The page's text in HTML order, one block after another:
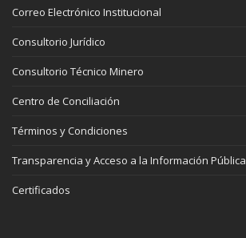
Correo Electrónico Institucional
Consultorio Jurídico
Consultorio Técnico Minero
Centro de Conciliación
Términos y Condiciones
Transparencia y Acceso a la Información Pública
Certificados